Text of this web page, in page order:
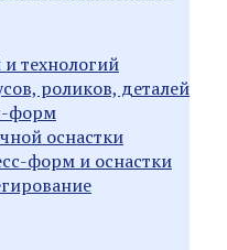
технологий
роликов, деталей
форм
оснастки
форм и оснастки